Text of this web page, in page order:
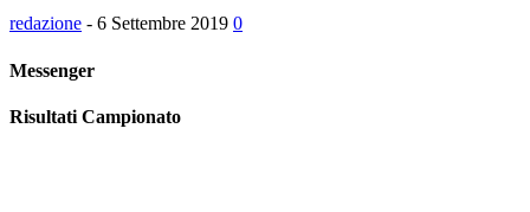
redazione - 6 Settembre 2019 0
Messenger
Risultati Campionato